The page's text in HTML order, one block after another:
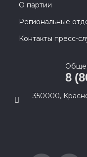
О партии
Региональные
Контакты пресс-
8
350000,